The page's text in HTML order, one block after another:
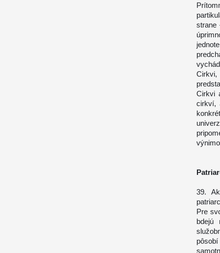
strane
Cirkvi
cirkví,
39.
Pre
bdejú